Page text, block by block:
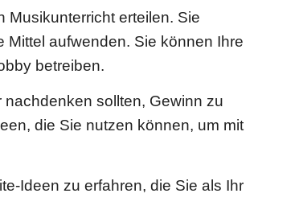
Musikunterricht erteilen. Sie
Mittel aufwenden. Sie können Ihre
betreiben.
sollten, Gewinn zu
die Sie nutzen können, um mit
Ideen zu erfahren, die Sie als Ihr